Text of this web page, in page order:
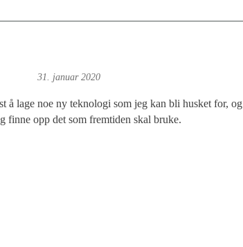
31. januar 2020
å lage noe ny teknologi som jeg kan bli husket for, og
finne opp det som fremtiden skal bruke.